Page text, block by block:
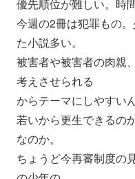
優先順位が難しい。時
今週の2冊は犯罪もの。
た小説多い。
被害者や被害者の肉親
考えさせられる
からテーマにしやすい
若いから更生できるの
なのか。
ちょうど今再審制度の